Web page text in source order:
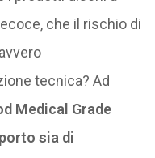
che il rischio di
tecnica? Ad
Medical Grade
sia di